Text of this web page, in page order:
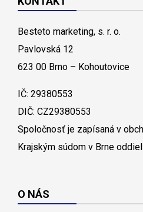
Besteto marketing, s. r. o.
Pavlovská 12
623 00 Brno – Kohoutovice
IČ: 29380553
DIČ: CZ29380553
Spoločnosť je zapísaná v
Krajským súdom v Brne
O NÁS